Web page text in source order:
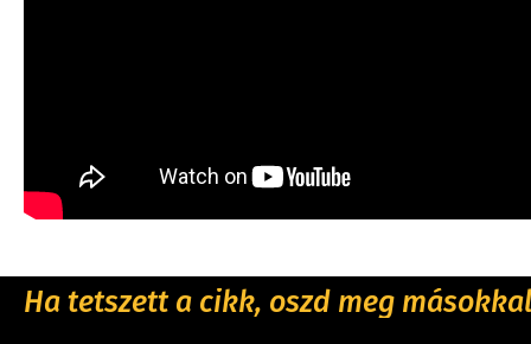
Ha tetszett a cikk, oszd meg